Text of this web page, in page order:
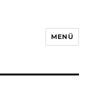
MENÜ